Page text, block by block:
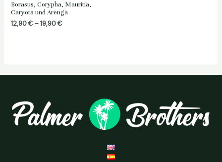
Borasus, Corypha, Mauritia,
Caryota und Arenga
12,90€ –19,90€Preisspanne: